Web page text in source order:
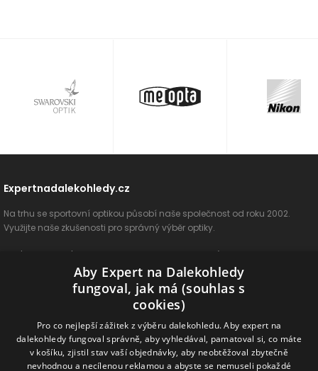
Expertnadalekohledy.cz
Na trhu se sportovní optikou působí naše společnost od roku 2002.
Využijte naše zkušenosti pro správný výběr optiky.
O nás Vše o nákupu Poradenství
Ochrana osobních údajů ODSTOUPIT OD SMLOUVY
Dalekohledy Spektivy Dálkoměry Příslušenství Naše značky
Aby Expert na Dalekohledy
fungoval, jak má (souhlas s
cookies)
Pro co nejlepší zážitek z výběru dalekohledu. Aby expert na
dalekohledy fungoval správně, aby vyhledával, pamatoval si, co máte
v košíku, zjistil stav vaší objednávky, aby neobtěžoval zbytečně
nevhodnou a necílenou reklamou a abyste se nemuseli pokaždé